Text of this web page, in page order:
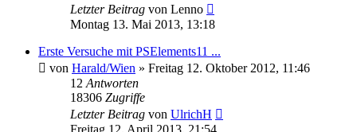
Letzter Beitrag von Lenno
Montag 13. Mai 2013, 13:18
Erste Versuche mit PSElements11 ...
von Harald/Wien » Freitag 12. Oktober 2012, 11:46
12 Antworten
18306 Zugriffe
Letzter Beitrag von UlrichH
Freitag 12. April 2013, 21:54